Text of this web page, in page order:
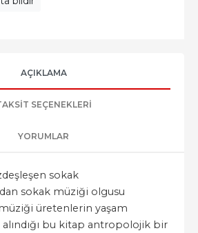
AÇIKLAMA
SEÇENEKLERI
YORUMLAR
sokak
sokak müziği olgusu
üretenlerin yaşam
bu kitap antropolojik bir